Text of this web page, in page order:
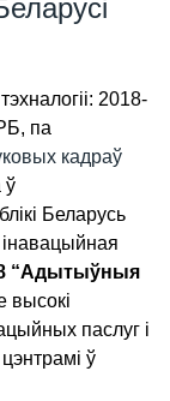
2018-
па
кадраў
ў
Беларусь
інавацыйная
“Адытыўныя
высокі
паслуг і
ў